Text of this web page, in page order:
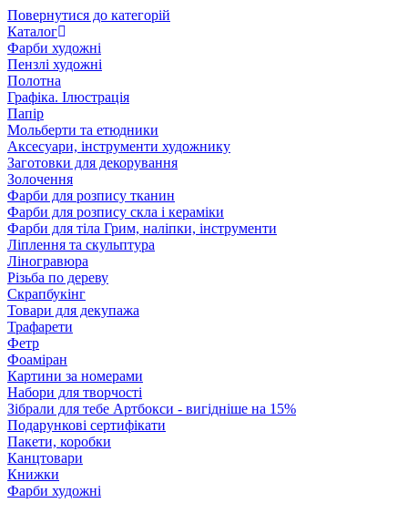
Повернутися до категорій
Каталог
Фарби художні
Пензлі художні
Полотна
Графіка. Ілюстрація
Папір
Мольберти та етюдники
Аксесуари, інструменти художнику
Заготовки для декорування
Золочення
Фарби для розпису тканин
Фарби для розпису скла і кераміки
Фарби для тіла Грим, наліпки, інструменти
Ліплення та скульптура
Ліногравюра
Різьба по дереву
Скрапбукінг
Товари для декупажа
Трафарети
Фетр
Фоаміран
Картини за номерами
Набори для творчості
Зібрали для тебе Артбокси - вигідніше на 15%
Подарункові сертифікати
Пакети, коробки
Канцтовари
Книжки
Фарби художні